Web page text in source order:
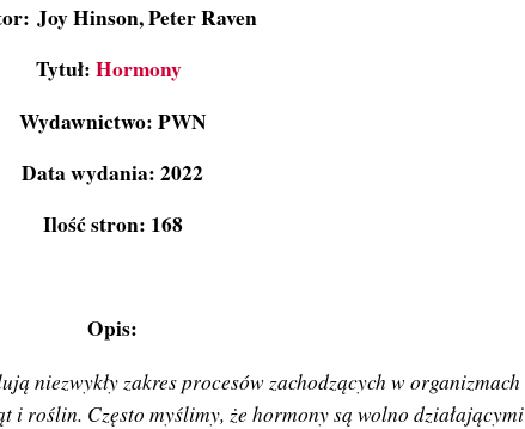
Joy Hinson, Peter Raven
Tytuł: Hormony
Wydawnictwo: PWN
Data wydania: 2022
Ilość stron: 168
Opis:
niezwykły zakres procesów zachodzących w organizmach
i roślin. Często myślimy, że hormony są wolno działającymi